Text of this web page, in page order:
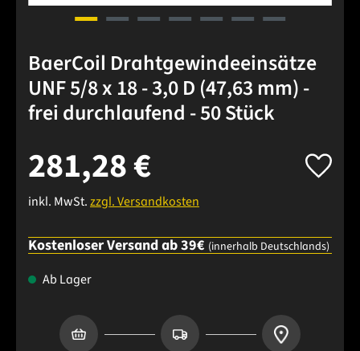
BaerCoil Drahtgewindeeinsätze
UNF 5/8 x 18 - 3,0 D (47,63 mm) -
frei durchlaufend - 50 Stück
281,28 €
inkl. MwSt.zzgl. Versandkosten
Kostenloser Versand ab 39€ (innerhalb Deutschlands)
Ab Lager